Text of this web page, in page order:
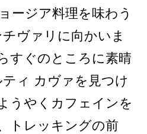
ージア料理を味わう
ヴァリに向かいま
すぐのところに素晴
ィ カヴァを見つけ
うやくカフェインを
トレッ­キングの前